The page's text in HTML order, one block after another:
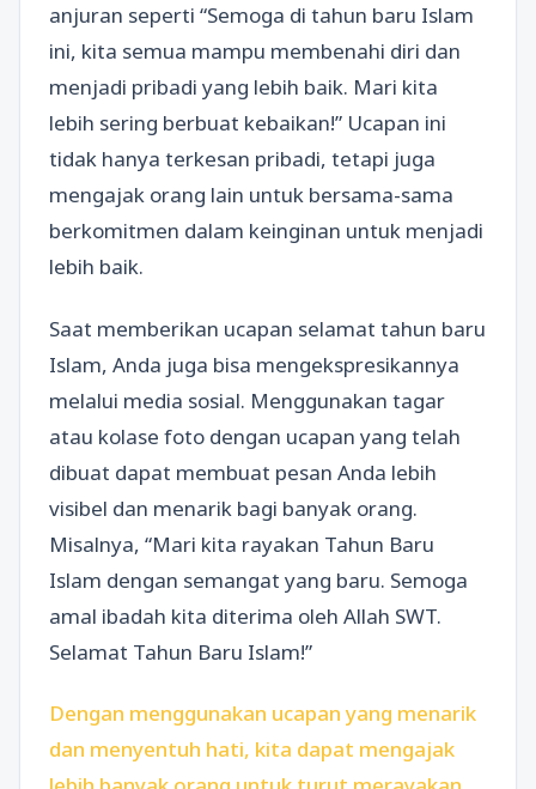
anjuran seperti “Semoga di tahun baru Islam
ini, kita semua mampu membenahi diri dan
menjadi pribadi yang lebih baik. Mari kita
lebih sering berbuat kebaikan!” Ucapan ini
tidak hanya terkesan pribadi, tetapi juga
mengajak orang lain untuk bersama-sama
berkomitmen dalam keinginan untuk menjadi
lebih baik.
Saat memberikan ucapan selamat tahun baru
Islam, Anda juga bisa mengekspresikannya
melalui media sosial. Menggunakan tagar
atau kolase foto dengan ucapan yang telah
dibuat dapat membuat pesan Anda lebih
visibel dan menarik bagi banyak orang.
Misalnya, “Mari kita rayakan Tahun Baru
Islam dengan semangat yang baru. Semoga
amal ibadah kita diterima oleh Allah SWT.
Selamat Tahun Baru Islam!”
Dengan menggunakan ucapan yang menarik
dan menyentuh hati, kita dapat mengajak